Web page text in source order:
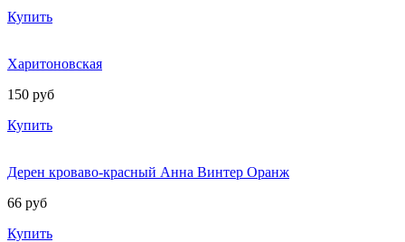
Купить
Харитоновская
150 руб
Купить
Дерен кроваво-красный Анна Винтер Оранж
66 руб
Купить